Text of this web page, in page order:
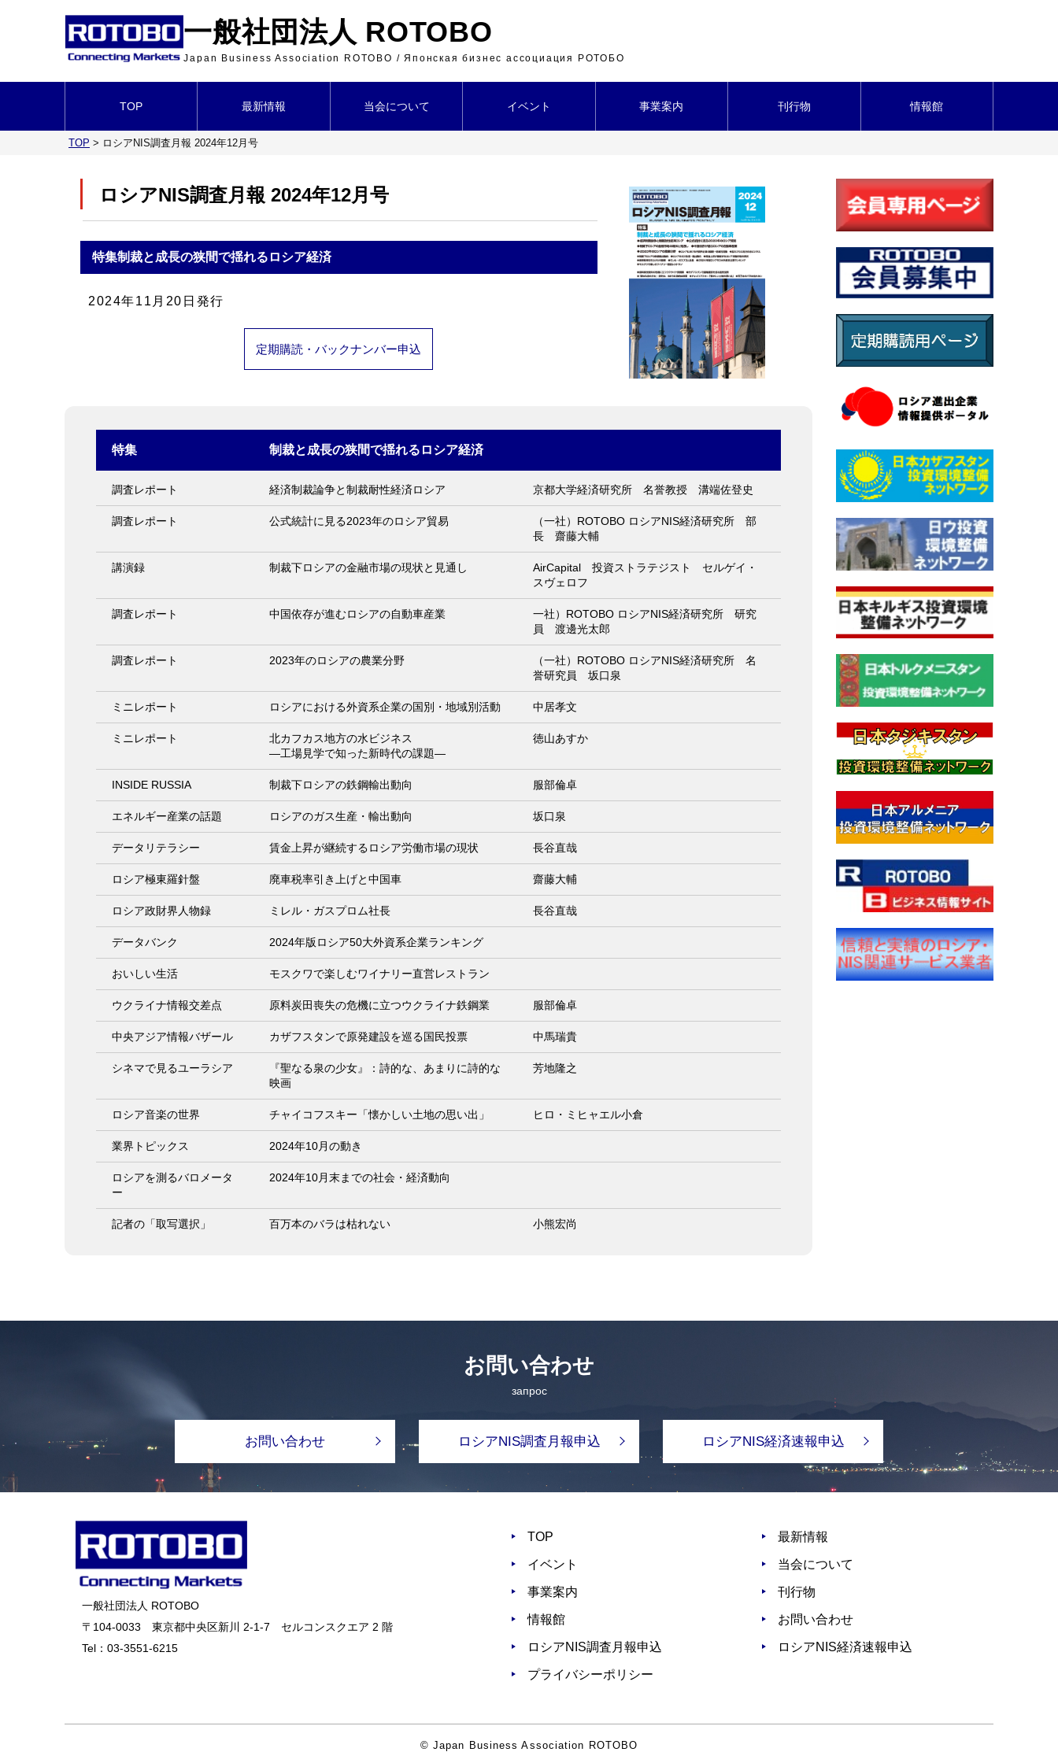
一般社団法人 ROTOBO
Japan Business Association ROTOBO / Японская бизнес ассоциация РОТОБО
TOP 最新情報 当会について イベント 事業案内 刊行物 情報館
TOP > ロシアNIS調査月報 2024年12月号
ロシアNIS調査月報 2024年12月号
特集制裁と成長の狭間で揺れるロシア経済
2024年11月20日発行
定期購読・バックナンバー申込
特集 制裁と成長の狭間で揺れるロシア経済
調査レポート 経済制裁論争と制裁耐性経済ロシア 京都大学経済研究所 名誉教授 溝端佐登史
調査レポート 公式統計に見る2023年のロシア貿易
（一社）ROTOBO ロシアNIS経済研究所 部
長 齋藤大輔
講演録 制裁下ロシアの金融市場の現状と見通し
AirCapital 投資ストラテジスト セルゲイ・
スヴェロフ
調査レポート 中国依存が進むロシアの自動車産業
一社）ROTOBO ロシアNIS経済研究所 研究
員 渡邊光太郎
調査レポート 2023年のロシアの農業分野
（一社）ROTOBO ロシアNIS経済研究所 名
誉研究員 坂口泉
ミニレポート ロシアにおける外資系企業の国別・地域別活動 中居孝文
ミニレポート
北カフカス地方の水ビジネス
―工場見学で知った新時代の課題―
徳山あすか
INSIDE RUSSIA 制裁下ロシアの鉄鋼輸出動向 服部倫卓
エネルギー産業の話題 ロシアのガス生産・輸出動向 坂口泉
データリテラシー 賃金上昇が継続するロシア労働市場の現状 長谷直哉
ロシア極東羅針盤 廃車税率引き上げと中国車 齋藤大輔
ロシア政財界人物録 ミレル・ガスプロム社長 長谷直哉
データバンク 2024年版ロシア50大外資系企業ランキング
おいしい生活 モスクワで楽しむワイナリー直営レストラン
ウクライナ情報交差点 原料炭田喪失の危機に立つウクライナ鉄鋼業 服部倫卓
中央アジア情報バザール カザフスタンで原発建設を巡る国民投票 中馬瑞貴
シネマで見るユーラシア
『聖なる泉の少女』：詩的な、あまりに詩的な
映画
芳地隆之
ロシア音楽の世界 チャイコフスキー「懐かしい土地の思い出」 ヒロ・ミヒャエル小倉
業界トピックス 2024年10月の動き
ロシアを測るバロメータ
ー
2024年10月末までの社会・経済動向
記者の「取写選択」 百万本のバラは枯れない 小熊宏尚
お問い合わせ
запрос
お問い合わせ ロシアNIS調査月報申込 ロシアNIS経済速報申込
一般社団法人 ROTOBO
〒104-0033 東京都中央区新川 2-1-7 セルコンスクエア 2 階
Tel： 03-3551-6215
TOP 最新情報
イベント 当会について
事業案内 刊行物
情報館 お問い合わせ
ロシアNIS調査月報申込 ロシアNIS経済速報申込
プライバシーポリシー
© Japan Business Association ROTOBO